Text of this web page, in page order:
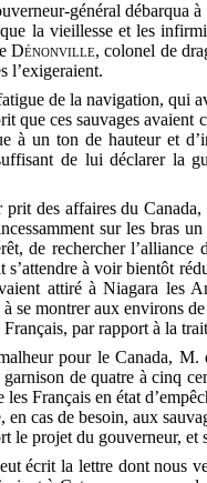
général
la vieillesse et les
Dénonville, colonel de
l’exigeraient.
de la navigation, qui
que ces sauvages
à un ton de hauteur et
de lui déclarer la
des affaires du
sur les bras
de rechercher
à voir bientôt
attiré à Niagara les
montrer aux environs
par rapport à la
pour le Canada,
de quatre à cinq
Français en état
cas de besoin, aux
le projet du gouverneur,
écrit la lettre dont nous